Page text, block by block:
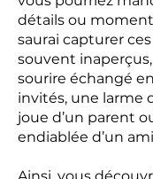
détails ou
saurai capturer
souvent
sourire échangé
invités, une larme
joue d’un parent
endiablée d’un